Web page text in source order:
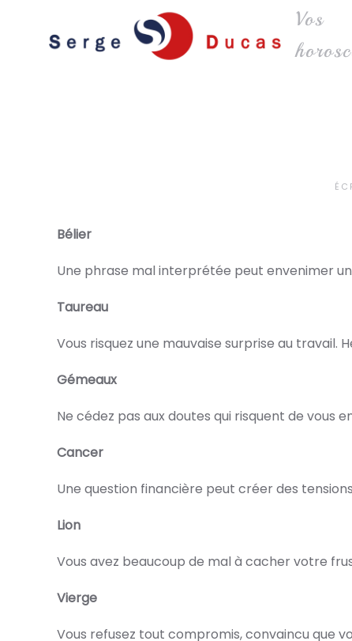
Skip to main content
Vos
Bélier
Une phrase mal interprétée peut envenimer
Taureau
Vous risquez une mauvaise surprise au travail.
Gémeaux
Ne cédez pas aux doutes qui risquent de vous
Cancer
Une question financière peut créer des
Lion
Vous avez beaucoup de mal à cacher votre
Vierge
Vous refusez tout compromis, convaincu que